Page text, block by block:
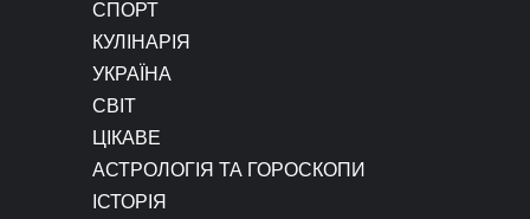
СПОРТ
КУЛІНАРІЯ
УКРАЇНА
СВІТ
ЦІКАВЕ
АСТРОЛОГІЯ ТА ГОРОСКОПИ
ІСТОРІЯ